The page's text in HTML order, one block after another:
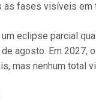
as fases visíveis em
eclipse parcial
agosto. Em
mas nenhum total